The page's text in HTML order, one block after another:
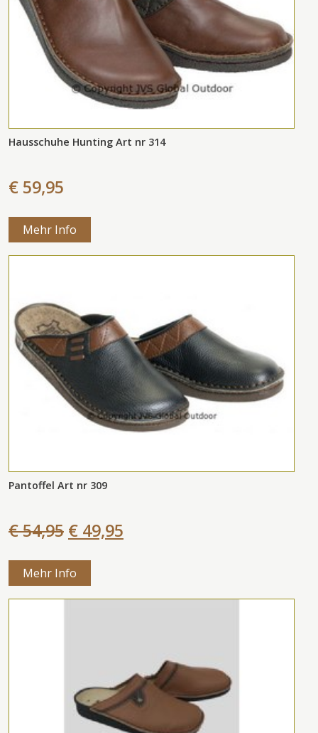
Hausschuhe Hunting Art nr 314
€ 59,95
Mehr Info
Pantoffel Art nr 309
€ 54,95 € 49,95
Mehr Info